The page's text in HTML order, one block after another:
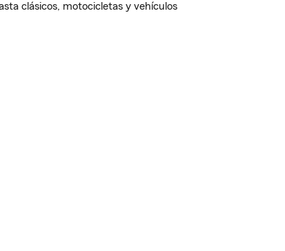
clásicos, motocicletas y vehículos